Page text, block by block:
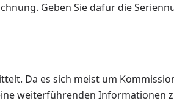
Geben Sie dafür die
Da es sich meist um
weiterführenden Informationen